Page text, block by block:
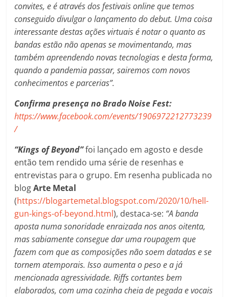
convites, e é através dos festivais online que temos
conseguido divulgar o lançamento do debut. Uma coisa
interessante destas ações virtuais é notar o quanto as
bandas estão não apenas se movimentando, mas
também apreendendo novas tecnologias e desta forma,
quando a pandemia passar, sairemos com novos
conhecimentos e parcerias”.
Confirma presença no Brado Noise Fest:
https://www.facebook.com/events/1906972212773239
/
“Kings of Beyond”foi lançado em agosto e desde
então tem rendido uma série de resenhas e
entrevistas para o grupo. Em resenha publicada no
blogArte Metal
(https://blogartemetal.blogspot.com/2020/10/hell-
gun-kings-of-beyond.html), destaca-se: “A banda
aposta numa sonoridade enraizada nos anos oitenta,
mas sabiamente consegue dar uma roupagem que
fazem com que as composições não soem datadas e se
tornem atemporais. Isso aumenta o peso e a já
mencionada agressividade. Riffs cortantes bem
elaborados, com uma cozinha cheia de pegada e vocais